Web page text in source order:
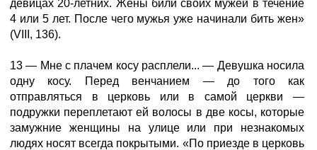
девицах 20-летних. Жены били своих мужей в течение
4 или 5 лет. После чего мужья уже начинали бить жен»
(VIII, 136).
13 — Мне с плачем косу расплели... — Девушка носила
одну косу. Перед венчанием — до того как
отправляться в церковь или в самой церкви —
подружки переплетают ей волосы в две косы, которые
замужние женщины на улице или при незнакомых
людях носят всегда покрытыми. «По приезде в церковь